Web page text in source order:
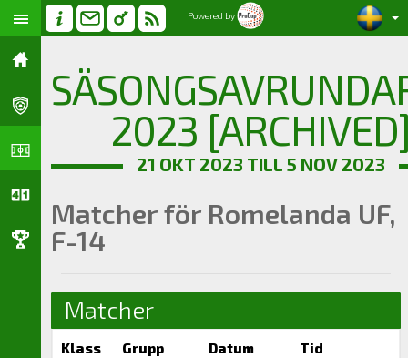
Powered by
2023
21 OKT 2023 TILL 5 NOV 2023
Matcher för Romelanda UF,
F-14
Matcher
Klass Grupp Datum Tid